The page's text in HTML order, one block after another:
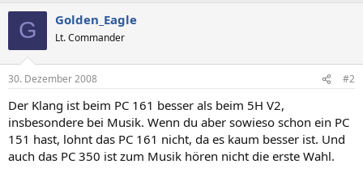
G Golden_Eagle
Lt. Commander
30. Dezember 2008 #2
Der Klang ist beim PC 161 besser als beim 5H V2,
insbesondere bei Musik. Wenn du aber sowieso schon ein PC
151 hast, lohnt das PC 161 nicht, da es kaum besser ist. Und
auch das PC 350 ist zum Musik hören nicht die erste Wahl.